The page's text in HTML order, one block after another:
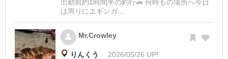
出勤前約1時間半の釣行🚗 何時もの場所へ今日
は周りにエギンガ...
Mr.Crowley
りんくう 2026/05/26 UP!